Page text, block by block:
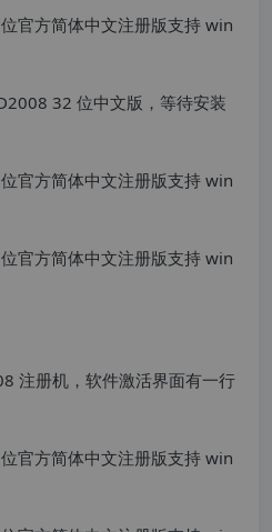
32 位中文版，等待安装
注册机，软件激活界面有一行